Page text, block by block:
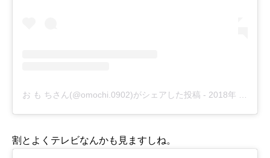
お も ちさん(@omochi.0902)がシェアした投稿 - 2018年 3月月9日午前1時35分PST
割とよくテレビなんかも見ますしね。